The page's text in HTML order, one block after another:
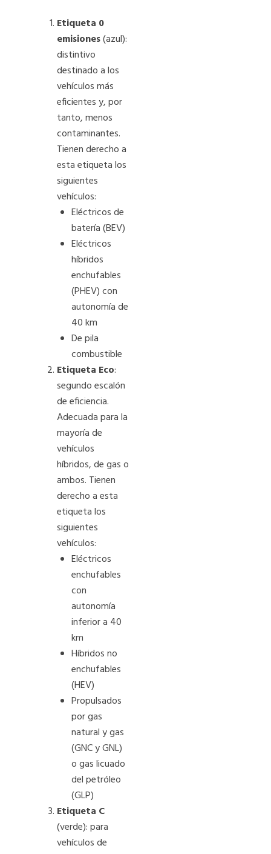
Etiqueta 0
emisiones(azul):
distintivo
destinado a los
vehículos más
eficientes y, por
tanto, menos
contaminantes.
Tienen derecho a
esta etiqueta los
siguientes
vehículos:
Eléctricos de
batería (BEV)
Eléctricos
híbridos
enchufables
(PHEV) con
autonomía de
40 km
De pila
combustible
Etiqueta Eco:
segundo escalón
de eficiencia.
Adecuada para la
mayoría de
vehículos
híbridos, de gas o
ambos. Tienen
derecho a esta
etiqueta los
siguientes
vehículos:
Eléctricos
enchufables
con
autonomía
inferior a 40
km
Híbridos no
enchufables
(HEV)
Propulsados
por gas
natural y gas
(GNC y GNL)
o gas licuado
del petróleo
(GLP)
Etiqueta C
(verde): para
vehículos de